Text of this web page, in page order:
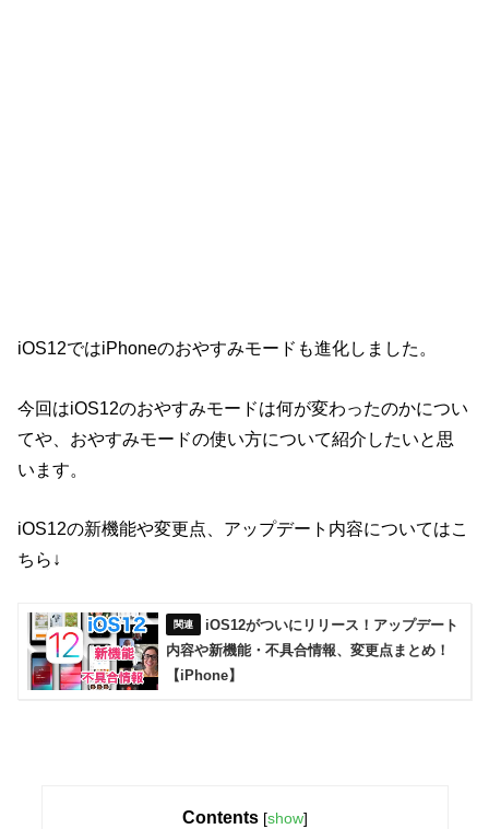
iOS12ではiPhoneのおやすみモードも進化しました。
今回はiOS12のおやすみモードは何が変わったのかについ
てや、おやすみモードの使い方について紹介したいと思
います。
iOS12の新機能や変更点、アップデート内容についてはこ
ちら↓
iOS12がついにリリース！アップデート
内容や新機能・不具合情報、変更点まとめ！
【iPhone】
Contents [show]